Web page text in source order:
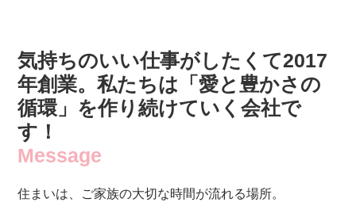
気持ちのいい仕事がしたくて2017
年創業。私たちは「愛と豊かさの
循環」を作り続けていく会社で
す！
Message
住まいは、ご家族の大切な時間が流れる場所。